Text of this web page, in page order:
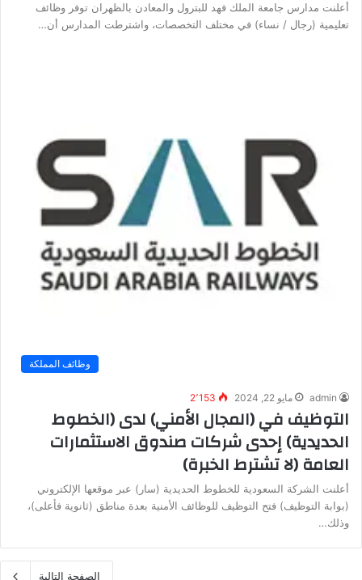
أعلنت مدارس جامعة الملك فهد للبترول والمعادن بالظهران توفر وظائف
تعليمية (رجال / نساء) في مختلف التخصصات، واشترطت المدارس أن…
وظائف المملكة
admin مايو 22, 2024 2٬153
التوظيف في (المجال الأمني) لدى (الخطوط
الحديدية) إحدى شركات صندوق الاستثمارات
العامة (لا تشترط الخبرة)
أعلنت الشركة السعودية للخطوط الحديدية (سار) عبر موقعها الإلكتروني
(بوابة التوظيف) فتح التوظيف للوظائف الأمنية بعدة مناطق (ثانوية فأعلى)،
وذلك…
الصفحة التالية